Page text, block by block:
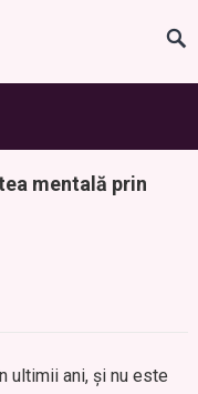
mentală prin
ultimii ani, și nu este